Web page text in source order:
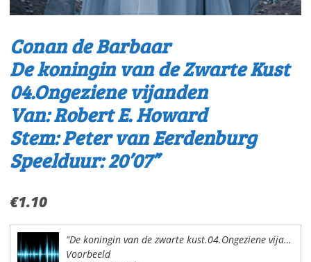
Conan de Barbaar
De koningin van de Zwarte Kust
04.Ongeziene vijanden
Van: Robert E. Howard
Stem: Peter van Eerdenburg
Speelduur: 20’07”
€1.10
“De koningin van de zwarte kust.04.Ongeziene vijanden”
Voorbeeld